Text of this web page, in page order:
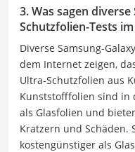
3. Was sagen
Schutzfolien-Tests
Diverse Samsung-
dem Internet zeigen,
Ultra-Schutzfolien aus
Kunststofffolien sind in
als Glasfolien und
Kratzern und Schäden.
kostengünstiger als